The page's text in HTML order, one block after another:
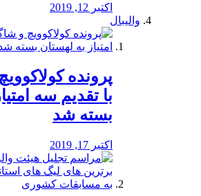
اکتبر 12, 2019
والیبال
پرونده
با تقدیم سه
بسته شد
اکتبر 17, 2019